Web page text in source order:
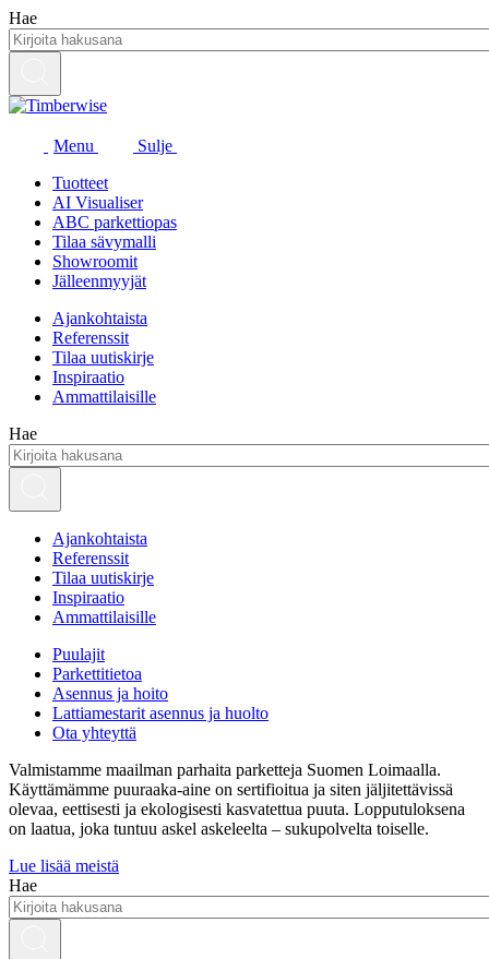
Siirry
sisältöön
Hae
Menu
Sulje
Tuotteet
AI Visualiser
ABC parkettiopas
Tilaa sävymalli
Showroomit
Jälleenmyyjät
Ajankohtaista
Referenssit
Tilaa uutiskirje
Inspiraatio
Ammattilaisille
Hae
Ajankohtaista
Referenssit
Tilaa uutiskirje
Inspiraatio
Ammattilaisille
Puulajit
Parkettitietoa
Asennus ja hoito
Lattiamestarit asennus ja huolto
Ota yhteyttä
Valmistamme maailman parhaita parketteja Suomen Loimaalla.
Käyttämämme puuraaka-aine on sertifioitua ja siten jäljitettävissä
olevaa, eettisesti ja ekologisesti kasvatettua puuta. Lopputuloksena
on laatua, joka tuntuu askel askeleelta – sukupolvelta toiselle.
Lue lisää meistä
Hae